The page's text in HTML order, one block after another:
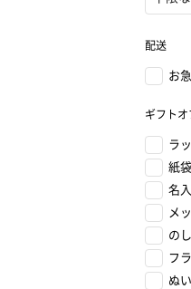
配送
お
ギフト
ラ
紙
名
メ
のし
フ
ぬ